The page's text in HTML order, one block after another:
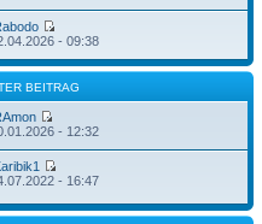
- 09:38
BEITRAG
- 12:32
- 16:47